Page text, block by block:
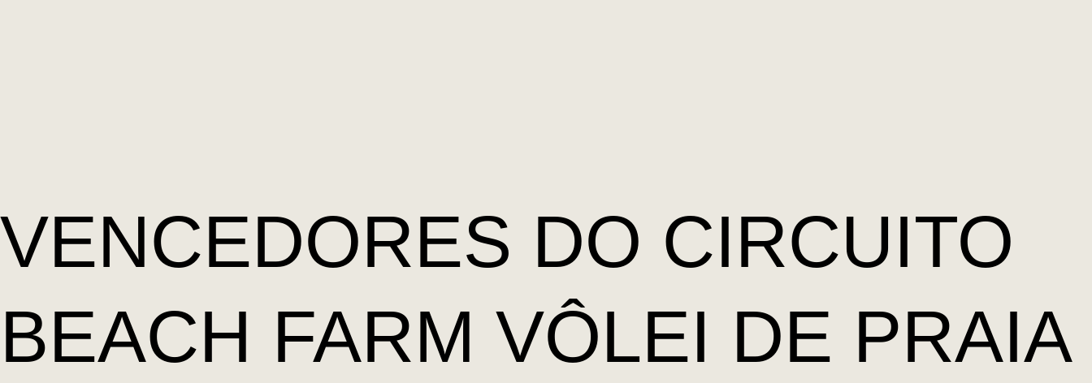
VENCEDORES DO CIRCUITO
BEACH FARM VÔLEI DE PRAIA